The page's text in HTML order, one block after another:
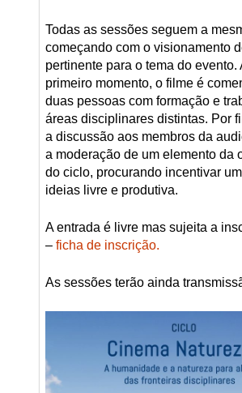
Todas as sessões seguem a
começando com o visionamento
pertinente para o tema do evento.
primeiro momento, o filme é
duas pessoas com formação e
áreas disciplinares distintas. Por
a discussão aos membros da
a moderação de um elemento da
do ciclo, procurando incentivar
ideias livre e produtiva.
A entrada é livre mas sujeita a
– ficha de inscrição.
As sessões terão ainda